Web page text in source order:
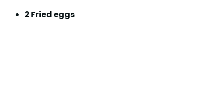
2 Fried eggs